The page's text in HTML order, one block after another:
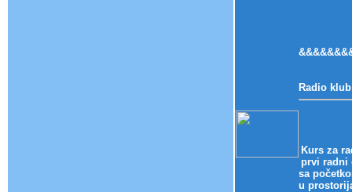
Radio
Kurs za
prvi radni
sa
u